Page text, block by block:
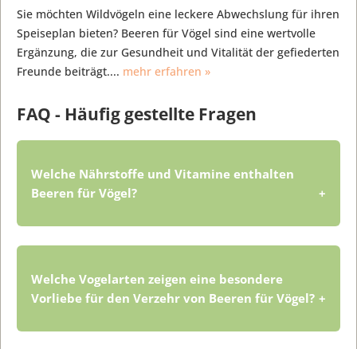
Sie möchten Wildvögeln eine leckere Abwechslung für ihren
Speiseplan bieten? Beeren für Vögel sind eine wertvolle
Ergänzung, die zur Gesundheit und Vitalität der gefiederten
Freunde beiträgt.... mehr erfahren »
FAQ - Häufig gestellte Fragen
Welche Nährstoffe und Vitamine enthalten
Beeren für Vögel?
Beeren für Vögel sind reich an wichtigen
Mineralstoffen. Sie enthalten
insbesondere Vitamin C, das wichtig für
Welche Vogelarten zeigen eine besondere
Vorliebe für den Verzehr von Beeren für Vögel?